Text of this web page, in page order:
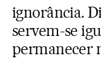
ignorância.
servem-se
permanecer